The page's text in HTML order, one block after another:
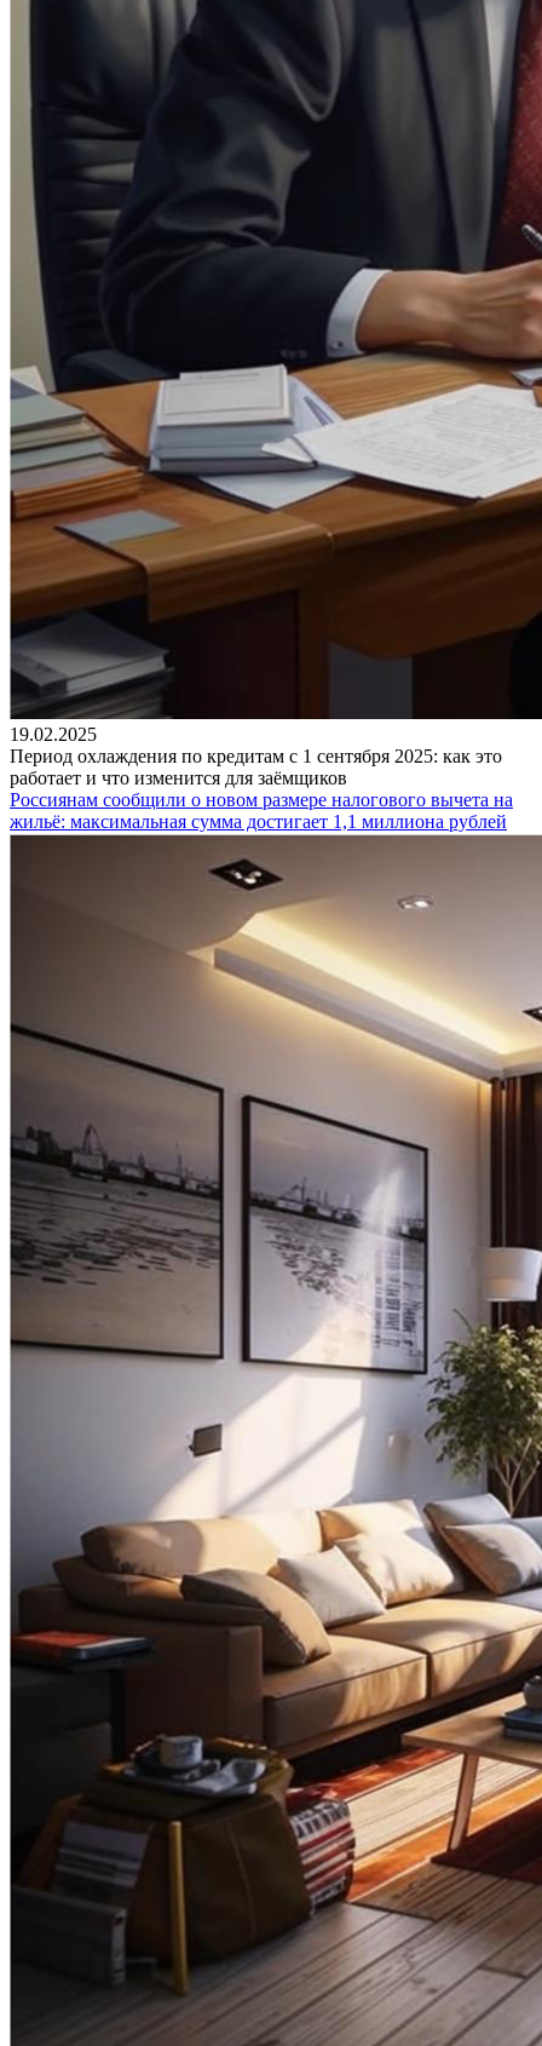
19.02.2025
Период охлаждения по кредитам с 1 сентября 2025: как это
работает и что изменится для заёмщиков
Россиянам сообщили о новом размере налогового вычета на
жильё: максимальная сумма достигает 1,1 миллиона рублей